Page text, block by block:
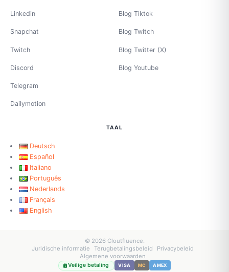
Linkedin
Snapchat
Twitch
Discord
Telegram
Dailymotion
Blog Tiktok
Blog Twitch
Blog Twitter (X)
Blog Youtube
TAAL
Deutsch
Español
Italiano
Português
Nederlands
Français
English
© 2026 Cloutfluence.
Juridische informatie
Terugbetalingsbeleid
Privacybeleid
Algemene voorwaarden
Veilige betaling VISA MC AMEX